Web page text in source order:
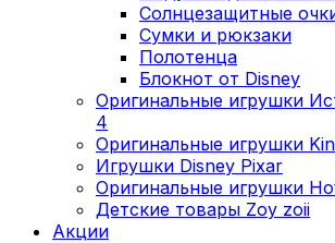
Cолнцезащитные
Сумки и рюкзаки
Полотенца
Блокнот от Disney
Оригинальные игрушки
4
Оригинальные игрушки
Игрушки Disney Pixar
Оригинальные игрушки
Детские товары Zoy zoii
Акции